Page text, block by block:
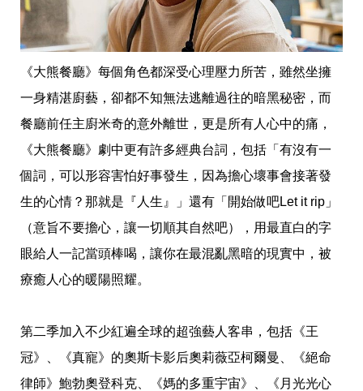
推
薦
流
穿
妝
髮
型
技
巧
保
技
瘦
身
《大熊餐廳》每個角色都深受心理壓力所苦，雖然坐擁
一身精湛廚藝，卻都不知無法逃離過往的暗黑秘密，而
餐廳前任主廚米奇的意外離世，更是所有人心中的痛，
《大熊餐廳》劇中更有許多經典台詞，包括「有沒有一
個詞，可以形容害怕好事發生，因為擔心壞事會接著發
生的心情？那就是『人生』」還有「開始做吧Let it rip」
（意旨不要擔心，讓一切順其自然吧），用最直白的字
眼給人一記當頭棒喝，讓你在最混亂黑暗的現實中，被
療癒人心的暖陽照耀。
第二季加入不少紅遍全球的超強藝人客串，包括《王
冠》、《真寵》的奧斯卡影后奧莉薇亞柯爾曼、《絕命
律師》鮑勃奧登科克、《媽的多重宇宙》、《月光光心